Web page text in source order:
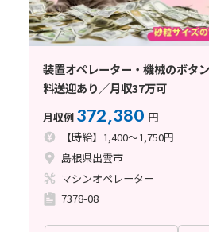
装置オペレーター・機械のボタ
料送迎あり／月収37万可
月収例 372,380 円
【時給】1,400～1,750円
島根県出雲市
マシンオペレーター
7378-08